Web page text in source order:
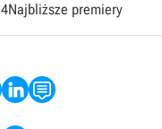
Najbliższe premiery